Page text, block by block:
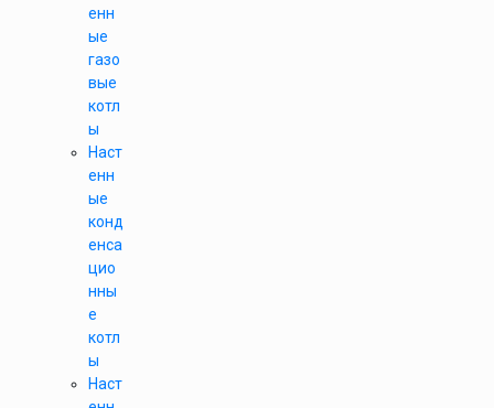
енн
ые
газо
вые
котл
ы
Наст
енн
ые
конд
енса
цио
нны
е
котл
ы
Наст